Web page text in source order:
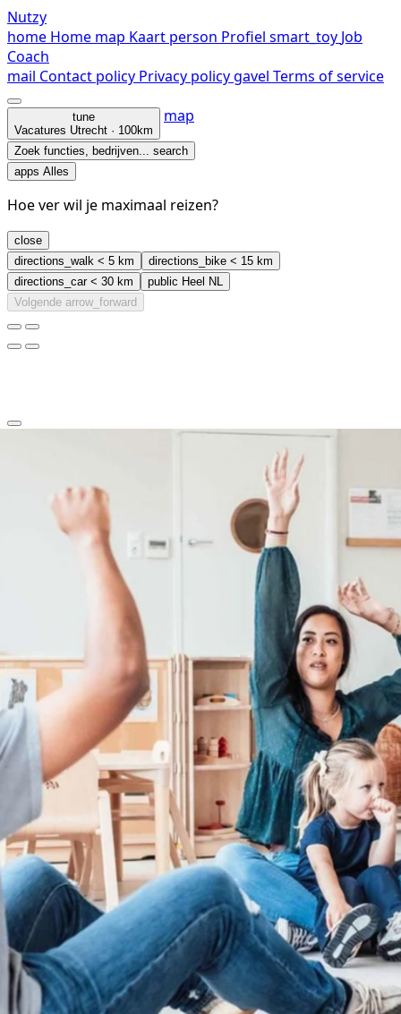
Nutzy
home Home map Kaart person Profiel smart_toy Job
Coach
mail Contact policy Privacy policygavel Terms of service
tune
Vacatures Utrecht · 100km
map
Zoek functies, bedrijven... search
apps Alles
Hoe ver wil je maximaal reizen?
close
directions_walk < 5 km directions_bike < 15 km
directions_car< 30 km public Heel NL
Volgende arrow_forward